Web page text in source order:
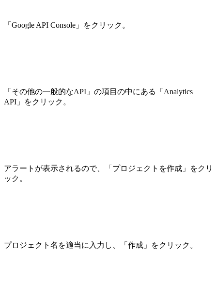
「Google API Console」をクリック。
「その他の一般的なAPI」の項目の中にある「Analytics
API」をクリック。
アラートが表示されるので、「プロジェクトを作成」をクリ
ック。
プロジェクト名を適当に入力し、「作成」をクリック。